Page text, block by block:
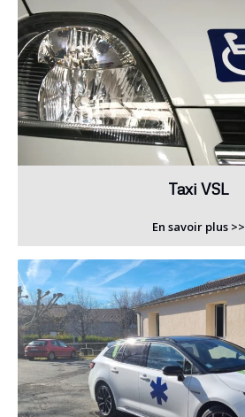
Taxi VSL
En savoir plus >>